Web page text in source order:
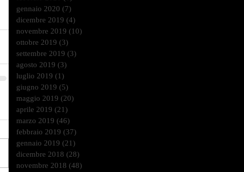
gennaio 2020 (7)
dicembre 2019 (4)
novembre 2019 (10)
ottobre 2019 (3)
settembre 2019 (3)
agosto 2019 (3)
luglio 2019 (1)
giugno 2019 (5)
maggio 2019 (20)
aprile 2019 (21)
marzo 2019 (46)
febbraio 2019 (37)
gennaio 2019 (21)
dicembre 2018 (28)
novembre 2018 (48)